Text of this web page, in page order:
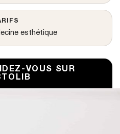
esthétique
VOUS SUR